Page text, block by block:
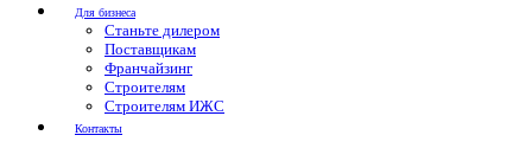
Для бизнеса
Станьте дилером
Поставщикам
Франчайзинг
Строителям
Строителям ИЖС
Контакты